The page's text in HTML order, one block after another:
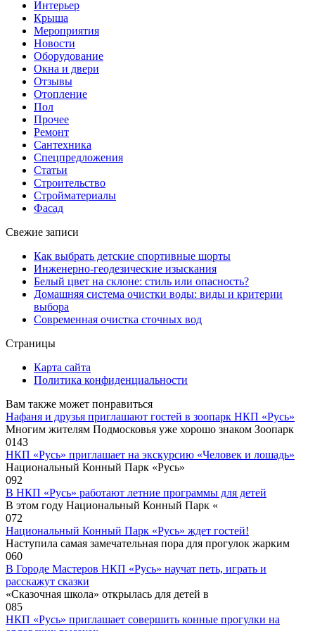
Интерьер
Крыша
Мероприятия
Новости
Оборудование
Окна и двери
Отзывы
Отопление
Пол
Прочее
Ремонт
Сантехника
Спецпредложения
Статьи
Строительство
Стройматериалы
Фасад
Свежие записи
Как выбрать детские спортивные шорты
Инженерно-геодезические изыскания
Белый цвет на склоне: стиль или опасность?
Домашняя система очистки воды: виды и критерии
выбора
Современная очистка сточных вод
Страницы
Карта сайта
Политика конфиденциальности
Вам также может понравиться
Нафаня и друзья приглашают гостей в зоопарк НКП «Русь»
Многим жителям Подмосковья уже хорошо знаком Зоопарк
0143
НКП «Русь» приглашает на экскурсию «Человек и лошадь»
Национальный Конный Парк «Русь»
092
В НКП «Русь» работают летние программы для детей
В этом году Национальный Конный Парк «
072
Национальный Конный Парк «Русь» ждет гостей!
Наступила самая замечательная пора для прогулок жарким
060
В Городе Мастеров НКП «Русь» научат петь, играть и
расскажут сказки
«Сказочная школа» открылась для детей в
085
НКП «Русь» приглашает совершить конные прогулки на